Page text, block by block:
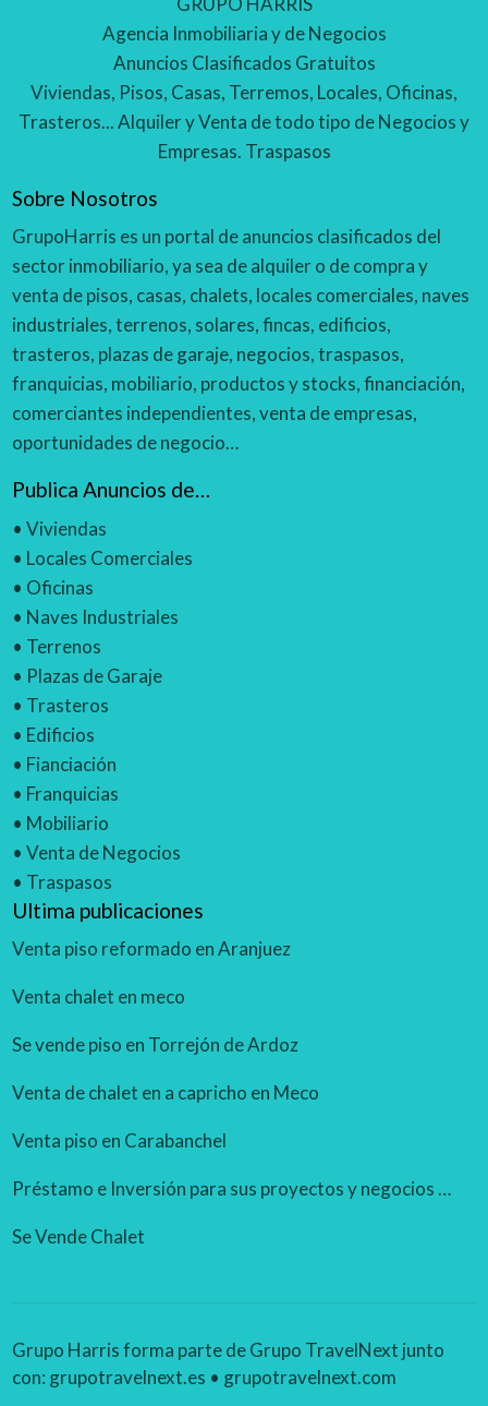
Agencia Inmobiliaria y de Negocios
Anuncios Clasificados Gratuitos
Viviendas, Pisos, Casas, Terremos, Locales, Oficinas,
Trasteros... Alquiler y Venta de todo tipo de Negocios y
Empresas. Traspasos
Sobre Nosotros
GrupoHarris es un portal de anuncios clasificados del
sector inmobiliario, ya sea de alquiler o de compra y
venta de pisos, casas, chalets, locales comerciales, naves
industriales, terrenos, solares, fincas, edificios,
trasteros, plazas de garaje, negocios, traspasos,
franquicias, mobiliario, productos y stocks, financiación,
comerciantes independientes, venta de empresas,
oportunidades de negocio…
Publica Anuncios de…
• Viviendas
• Locales Comerciales
• Oficinas
• Naves Industriales
• Terrenos
• Plazas de Garaje
• Trasteros
• Edificios
• Fianciación
• Franquicias
• Mobiliario
• Venta de Negocios
• Traspasos
Ultima publicaciones
Venta piso reformado en Aranjuez
Venta chalet en meco
Se vende piso en Torrejón de Ardoz
Venta de chalet en a capricho en Meco
Venta piso en Carabanchel
Préstamo e Inversión para sus proyectos y negocios rentables.
Se Vende Chalet
Grupo Harris forma parte de Grupo TravelNext junto
con: grupotravelnext.es • grupotravelnext.com